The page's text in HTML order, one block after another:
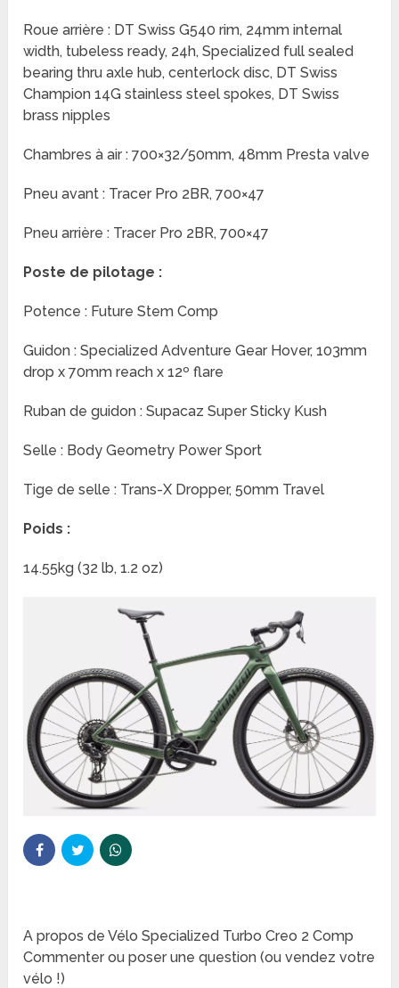
Roue arrière : DT Swiss G540 rim, 24mm internal
width, tubeless ready, 24h, Specialized full sealed
bearing thru axle hub, centerlock disc, DT Swiss
Champion 14G stainless steel spokes, DT Swiss
brass nipples
Chambres à air : 700×32/50mm, 48mm Presta valve
Pneu avant : Tracer Pro 2BR, 700×47
Pneu arrière : Tracer Pro 2BR, 700×47
Poste de pilotage :
Potence : Future Stem Comp
Guidon : Specialized Adventure Gear Hover, 103mm
drop x 70mm reach x 12º flare
Ruban de guidon : Supacaz Super Sticky Kush
Selle : Body Geometry Power Sport
Tige de selle : Trans-X Dropper, 50mm Travel
Poids :
14.55kg (32 lb, 1.2 oz)
A propos de Vélo Specialized Turbo Creo 2 Comp
Commenter ou poser une question (ou vendez votre
vélo !)